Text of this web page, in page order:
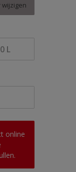
wijzigen
L
online